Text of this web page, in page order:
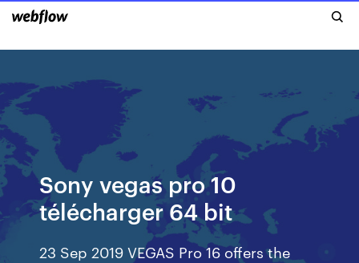
Sony vegas pro 10
télécharger 64 bit
23 Sep 2019 VEGAS Pro 16 offers the